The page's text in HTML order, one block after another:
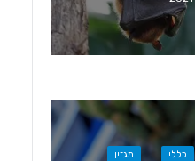
כללי
מגזין